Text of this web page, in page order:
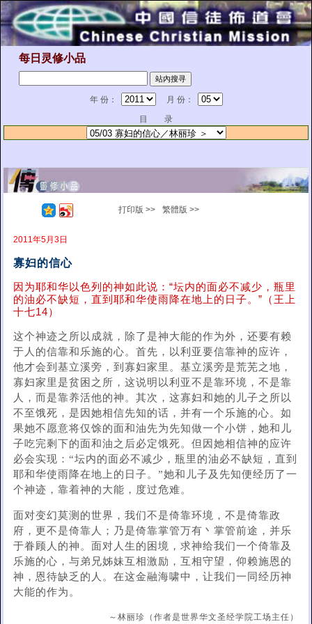
每日灵修小品
年 份：
月 份：
目 录
打印版 >> 繁體版 >>
2011年5月3日
寡妇的信心
因为耶和华以色列的神如此说：“坛内的面必不减少，瓶里
的油必不缺短，直到耶和华使雨降在地上的日子。”（王上
十七14）
这个神迹之所以成就，除了是神大能的作为外，还要有赖
于人的信靠和乐施的心。首先，以利亚要信靠神的应许，
他才会到基立溪旁，到寡妇家里。基立溪旁是荒芜之地，
寡妇家里是贫困之所，这说明以利亚不是靠环境，不是靠
人，而是靠养活他的神。其次，这寡妇和她的儿子之所以
不至饿死，是因她相信先知的话，并有一个乐施的心。如
果她不愿意将仅馀的面和油先为先知做一个小饼，她和儿
子吃完剩下的面和油之后必定饿死。但因她相信神的应许
必会实现：“坛内的面必不减少，瓶里的油必不缺短，直到
耶和华使雨降在地上的日子。”她和儿子及先知便经历了一
个神迹，靠着神的大能，度过危难。
面对变幻莫测的世界，我们不是倚靠环境，不是倚靠政
府，更不是倚靠人；乃是倚靠掌管万有丶掌管前途，并乐
于眷顾人的神。面对人生的困境，求神给我们一个倚靠及
乐施的心，与弟兄姊妹互相激励，互相守望，仰赖施恩的
神，恩待缺乏的人。在这金融海啸中，让我们一同经历神
大能的作为。
～林丽珍（作者是世界华文圣经学院工场主任）